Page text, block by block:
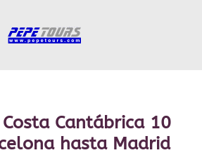
Cantábrica 10
hasta Madrid